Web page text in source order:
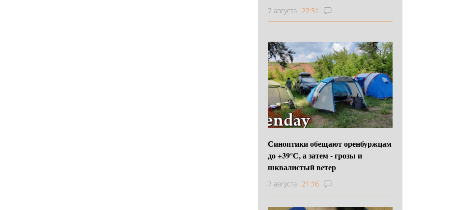
7 августа 22:31
Синоптики обещают оренбуржцам
до +39°С, а затем - грозы и
шквалистый ветер
7 августа 21:16